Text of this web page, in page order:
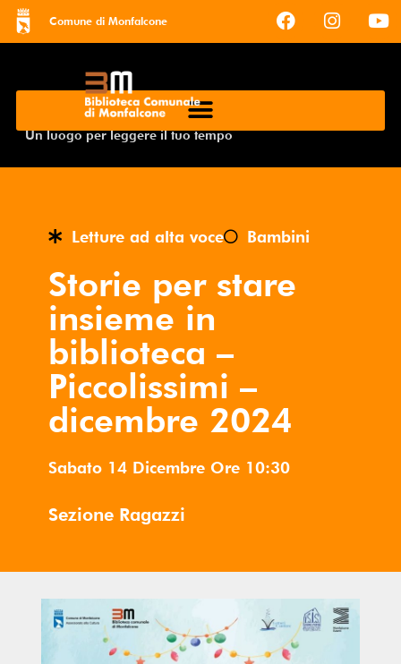
Comune di Monfalcone
Un luogo per leggere il tuo tempo
Letture ad alta voce Bambini
Storie per stare
insieme in
biblioteca –
Piccolissimi –
dicembre 2024
Sabato 14 Dicembre Ore 10:30
Sezione Ragazzi